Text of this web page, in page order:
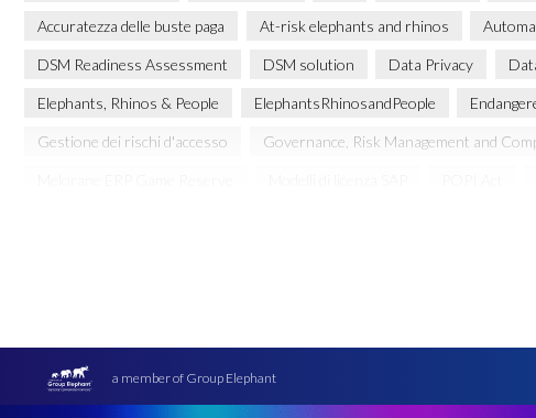
Accuratezza delle buste paga At-risk elephants and rhinos
DSM Readiness Assessment DSM solution Data Privacy
Elephants, Rhinos & People ElephantsRhinosandPeople
Gestione dei rischi d'accesso Governance, Risk Management and
quality of test data sicurezza dati
a member of Group Elephant